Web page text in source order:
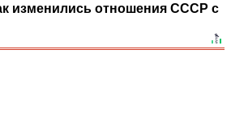
изменились отношения СССР с